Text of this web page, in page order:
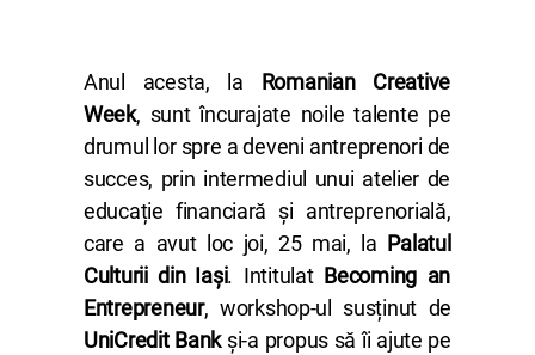
Anul acesta, la Romanian Creative
Week, sunt încurajate noile talente pe
drumul lor spre a deveni antreprenori de
succes, prin intermediul unui atelier de
educație financiară și antreprenorială,
care a avut loc joi, 25 mai, la Palatul
Culturii din Iași. Intitulat Becoming an
Entrepreneur, workshop-ul susținut de
UniCredit Bankși-a propus să îi ajute pe